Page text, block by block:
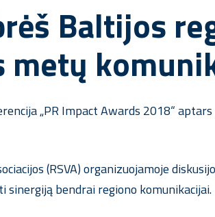
Baltijos
„PR Impact Awards 2018“
(RSVA) organizuojamoje
bendrai regiono komunikacijai.